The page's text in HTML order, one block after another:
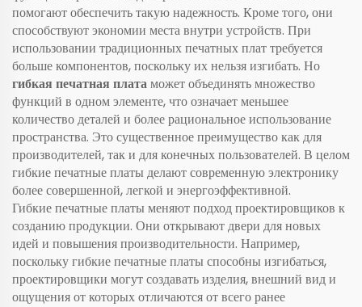
помогают обеспечить такую надежность. Кроме того, они
способствуют экономии места внутри устройств. При
использовании традиционных печатных плат требуется
больше компонентов, поскольку их нельзя изгибать. Но
гибкая печатная платаможет объединять множество
функций в одном элементе, что означает меньшее
количество деталей и более рациональное использование
пространства. Это существенное преимущество как для
производителей, так и для конечных пользователей. В целом
гибкие печатные платы делают современную электронику
более совершенной, легкой и энергоэффективной.
Гибкие печатные платы меняют подход проектировщиков к
созданию продукции. Они открывают двери для новых
идей и повышения производительности. Например,
поскольку гибкие печатные платы способны изгибаться,
проектировщики могут создавать изделия, внешний вид и
ощущения от которых отличаются от всего ранее